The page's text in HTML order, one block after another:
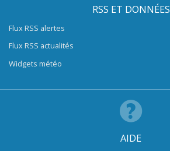
RSS ET DONNÉES
Flux RSS alertes
Flux RSS actualités
Widgets météo
AIDE